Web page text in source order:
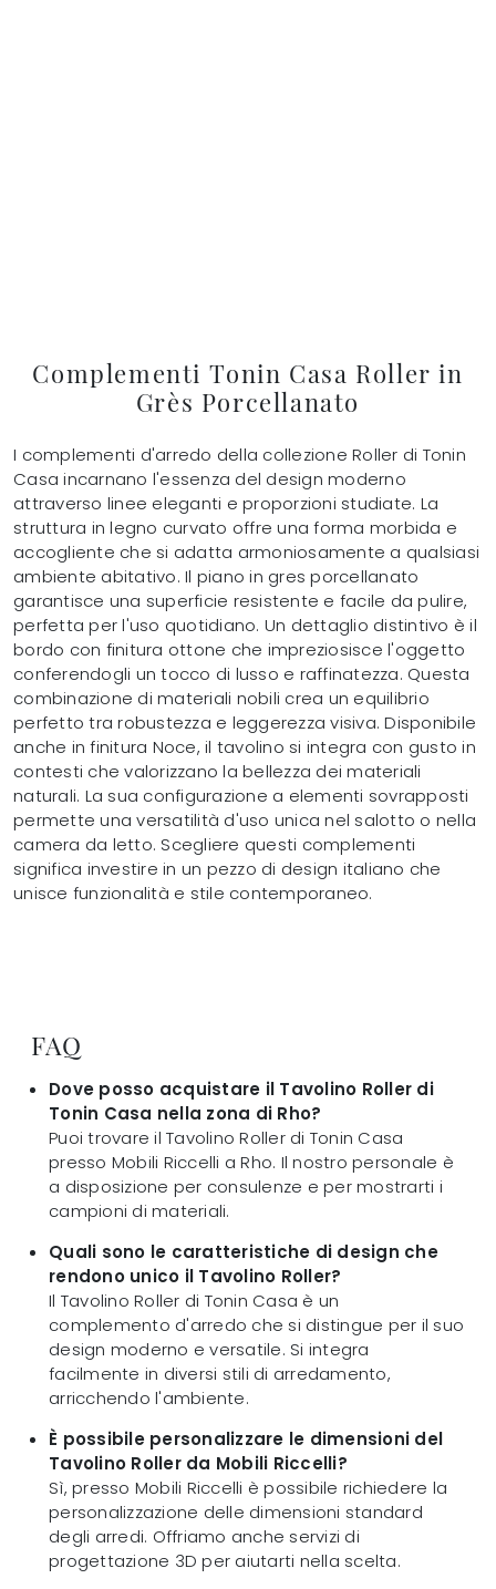
Complementi Tonin Casa Roller in
Grès Porcellanato
I complementi d'arredo della collezione Roller di Tonin
Casa incarnano l'essenza del design moderno
attraverso linee eleganti e proporzioni studiate. La
struttura in legno curvato offre una forma morbida e
accogliente che si adatta armoniosamente a qualsiasi
ambiente abitativo. Il piano in gres porcellanato
garantisce una superficie resistente e facile da pulire,
perfetta per l'uso quotidiano. Un dettaglio distintivo è il
bordo con finitura ottone che impreziosisce l'oggetto
conferendogli un tocco di lusso e raffinatezza. Questa
combinazione di materiali nobili crea un equilibrio
perfetto tra robustezza e leggerezza visiva. Disponibile
anche in finitura Noce, il tavolino si integra con gusto in
contesti che valorizzano la bellezza dei materiali
naturali. La sua configurazione a elementi sovrapposti
permette una versatilità d'uso unica nel salotto o nella
camera da letto. Scegliere questi complementi
significa investire in un pezzo di design italiano che
unisce funzionalità e stile contemporaneo.
FAQ
Dove posso acquistare il Tavolino Roller di
Tonin Casa nella zona di Rho?
Puoi trovare il Tavolino Roller di Tonin Casa
presso Mobili Riccelli a Rho. Il nostro personale è
a disposizione per consulenze e per mostrarti i
campioni di materiali.
Quali sono le caratteristiche di design che
rendono unico il Tavolino Roller?
Il Tavolino Roller di Tonin Casa è un
complemento d'arredo che si distingue per il suo
design moderno e versatile. Si integra
facilmente in diversi stili di arredamento,
arricchendo l'ambiente.
È possibile personalizzare le dimensioni del
Tavolino Roller da Mobili Riccelli?
Sì, presso Mobili Riccelli è possibile richiedere la
personalizzazione delle dimensioni standard
degli arredi. Offriamo anche servizi di
progettazione 3D per aiutarti nella scelta.